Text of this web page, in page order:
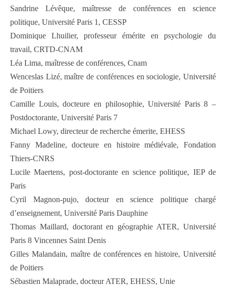
Sandrine Lévêque, maîtresse de conférences en science
politique, Université Paris 1, CESSP
Dominique Lhuilier, professeur émérite en psychologie du
travail, CRTD-CNAM
Léa Lima, maîtresse de conférences, Cnam
Wenceslas Lizé, maître de conférences en sociologie, Université
de Poitiers
Camille Louis, docteure en philosophie, Université Paris 8 –
Postdoctorante, Université Paris 7
Michael Lowy, directeur de recherche émerite, EHESS
Fanny Madeline, docteure en histoire médiévale, Fondation
Thiers-CNRS
Lucile Maertens, post-doctorante en science politique, IEP de
Paris
Cyril Magnon-pujo, docteur en science politique chargé
d’enseignement, Université Paris Dauphine
Thomas Maillard, doctorant en géographie ATER, Université
Paris 8 Vincennes Saint Denis
Gilles Malandain, maître de conférences en histoire, Université
de Poitiers
Sébastien Malaprade, docteur ATER, EHESS, Unie